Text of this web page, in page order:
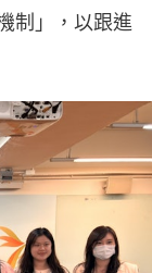
制」，以跟進